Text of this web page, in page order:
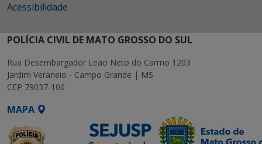
Acessibilidade
POLÍCIA CIVIL DE MATO GROSSO DO SUL
Rua Desembargador Leão Neto do Carmo 1203
Jardim Veraneio - Campo Grande | MS
CEP 79037-100
MAPA